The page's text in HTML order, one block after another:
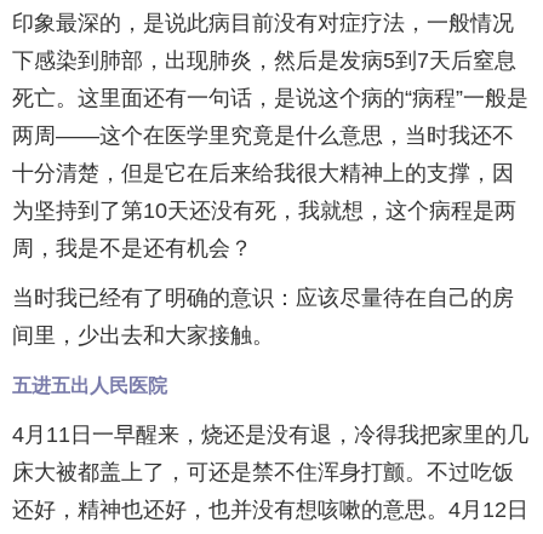
印象最深的，是说此病目前没有对症疗法，一般情况
下感染到肺部，出现肺炎，然后是发病5到7天后窒息
死亡。这里面还有一句话，是说这个病的“病程”一般是
两周——这个在医学里究竟是什么意思，当时我还不
十分清楚，但是它在后来给我很大精神上的支撑，因
为坚持到了第10天还没有死，我就想，这个病程是两
周，我是不是还有机会？
当时我已经有了明确的意识：应该尽量待在自己的房
间里，少出去和大家接触。
五进五出人民医院
4月11日一早醒来，烧还是没有退，冷得我把家里的几
床大被都盖上了，可还是禁不住浑身打颤。不过吃饭
还好，精神也还好，也并没有想咳嗽的意思。4月12日